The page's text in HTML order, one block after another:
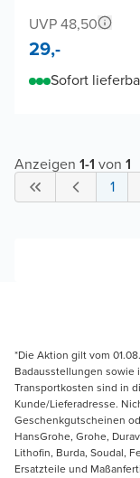
UVP 48,50
29,-
Sofort
Anzeigen 1-1 von 1
1
*Die Aktion gilt vom
Badausstellungen sowie
Transportkosten sind in
Kunde/Lieferadresse.
Geschenkgutscheinen
HansGrohe, Grohe,
Lithofin, Burda, Soudal,
Ersatzteile und